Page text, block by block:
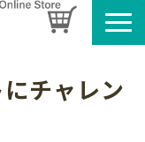
チャレン